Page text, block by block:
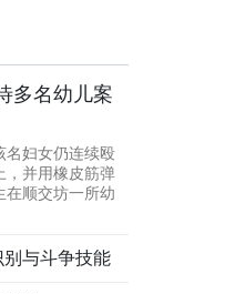
多名幼儿案
名妇女仍连续殴
，并用橡皮筋弹
在顺交坊一所幼
与斗争技能